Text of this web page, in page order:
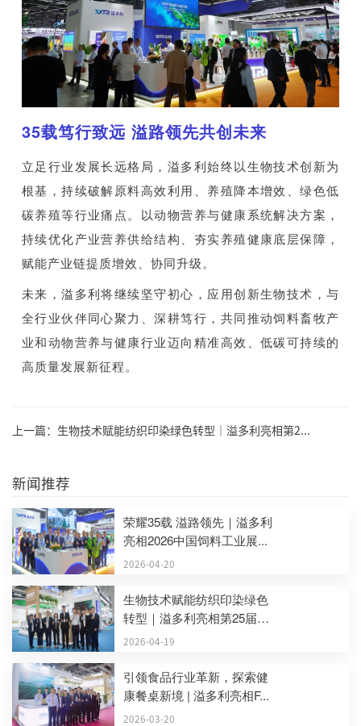
35载笃行致远 溢路领先共创未来
立足行业发展长远格局，溢多利始终以生物技术创新为
根基，持续破解原料高效利用、养殖降本增效、绿色低
碳养殖等行业痛点。以动物营养与健康系统解决方案，
持续优化产业营养供给结构、夯实养殖健康底层保障，
赋能产业链提质增效、协同升级。
未来，溢多利将继续坚守初心，应用创新生物技术，与
全行业伙伴同心聚力、深耕笃行，共同推动饲料畜牧产
业和动物营养与健康行业迈向精准高效、低碳可持续的
高质量发展新征程。
上一篇：生物技术赋能纺织印染绿色转型｜溢多利亮相第2...
新闻推荐
荣耀35载 溢路领先｜溢多利
亮相2026中国饲料工业展...
2026-04-20
生物技术赋能纺织印染绿色
转型｜溢多利亮相第25届
中...
2026-04-19
引领食品行业革新，探索健
康餐桌新境 | 溢多利亮相F...
2026-03-20